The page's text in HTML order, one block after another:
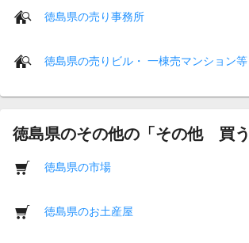
徳島県の売り事務所
徳島県の売りビル・ 一棟売マンション等
徳島県のその他の「その他 買
徳島県の市場
徳島県のお土産屋